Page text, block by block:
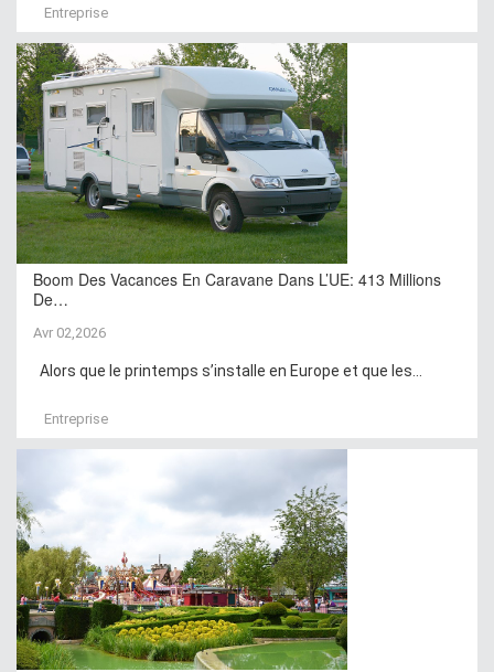
Entreprise
Boom Des Vacances En Caravane Dans L’UE: 413 Millions
De…
Avr 02,2026
Alors que le printemps s’installe en Europe et que les...
Entreprise